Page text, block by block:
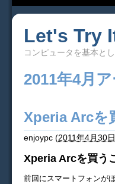
Let's Try
コンピュータを基本と
2011年4月
Xperia Arcを
enjoypc (2011年4月30
Xperia Arcを買う
前回にスマートフォンが